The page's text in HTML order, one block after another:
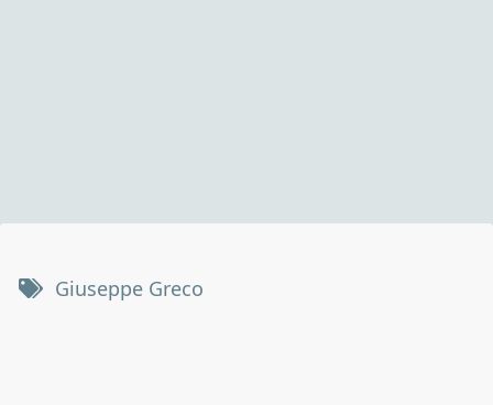
Giuseppe Greco